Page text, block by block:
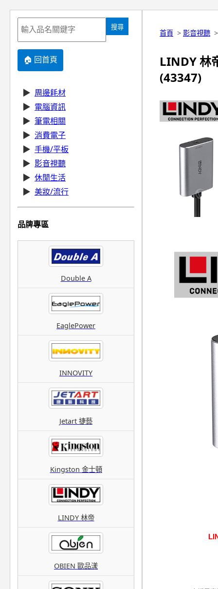
搜尋
🏠 回首頁
▶ 周邊耗材
▶ 電腦資訊
▶ 筆電相關
▶ 消費電子
▶ 手機/平板
▶ 影音視聽
▶ 休閒生活
▶ 美妝/流行
品牌專區
Double A
EaglePower
INNOVITY
Jetart 捷藝
Kingston 金士頓
LINDY 林帝
OBIEN 歐品漾
首頁 > 影音視聽
LINDY 林
(43347)